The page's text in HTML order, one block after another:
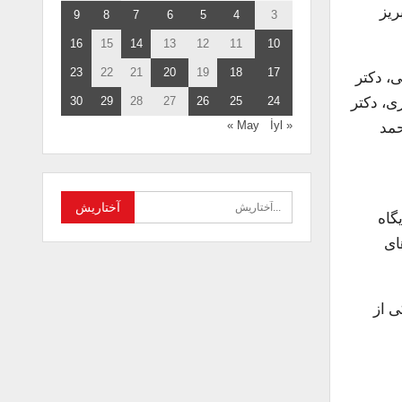
دکتر
دکتر
یکی از
3
4
5
6
7
8
9
10
11
12
13
14
15
16
17
18
19
20
21
22
23
24
25
26
27
28
29
30
« May
İyl »